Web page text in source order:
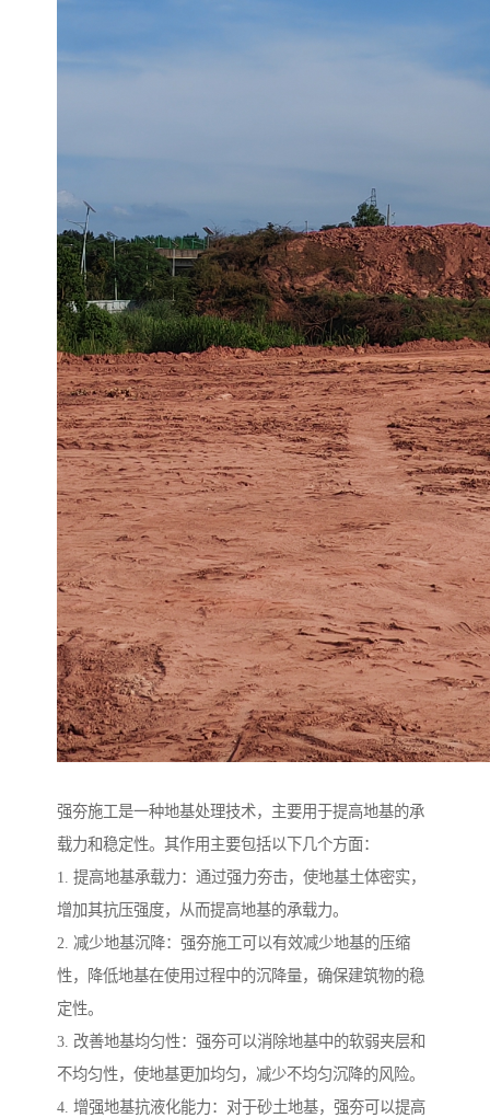
强夯施工是一种地基处理技术，主要用于提高地基的承
载力和稳定性。其作用主要包括以下几个方面：
1. 提高地基承载力：通过强力夯击，使地基土体密实，
增加其抗压强度，从而提高地基的承载力。
2. 减少地基沉降：强夯施工可以有效减少地基的压缩
性，降低地基在使用过程中的沉降量，确保建筑物的稳
定性。
3. 改善地基均匀性：强夯可以消除地基中的软弱夹层和
不均匀性，使地基更加均匀，减少不均匀沉降的风险。
4. 增强地基抗液化能力：对于砂土地基，强夯可以提高